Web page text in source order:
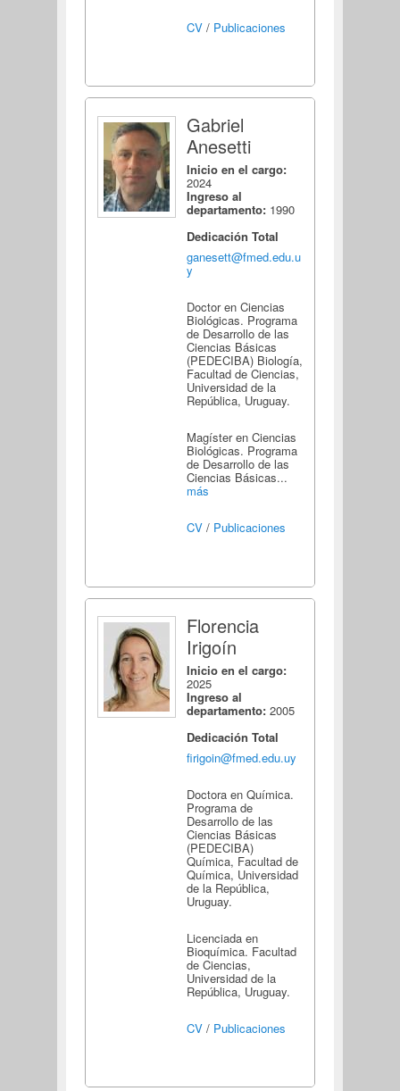
CV/ Publicaciones
Gabriel
Anesetti
Inicio en el cargo:
2024
Ingreso al
departamento: 1990
Dedicación Total
ganesett@fmed.edu.u
y
Doctor en Ciencias
Biológicas. Programa
de Desarrollo de las
Ciencias Básicas
(PEDECIBA) Biología,
Facultad de Ciencias,
Universidad de la
República, Uruguay.
Magíster en Ciencias
Biológicas. Programa
de Desarrollo de las
Ciencias Básicas...
más
CV/ Publicaciones
Florencia
Irigoín
Inicio en el cargo:
2025
Ingreso al
departamento: 2005
Dedicación Total
firigoin@fmed.edu.uy
Doctora en Química.
Programa de
Desarrollo de las
Ciencias Básicas
(PEDECIBA)
Química, Facultad de
Química, Universidad
de la República,
Uruguay.
Licenciada en
Bioquímica. Facultad
de Ciencias,
Universidad de la
República, Uruguay.
CV/ Publicaciones